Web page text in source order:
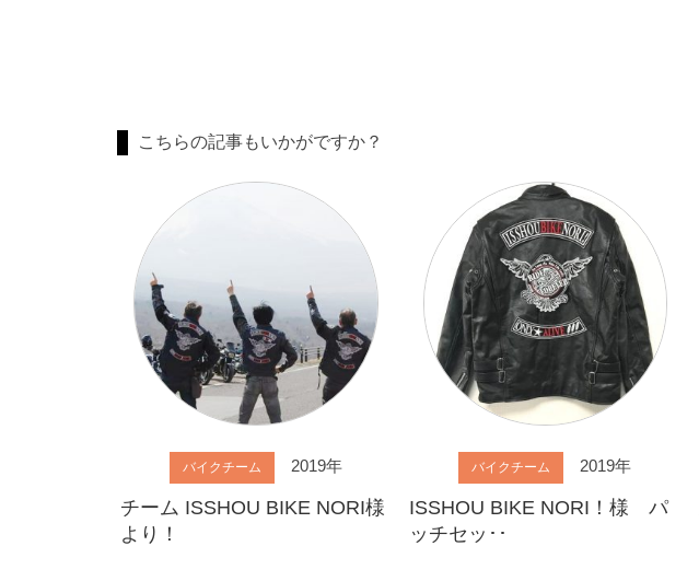
こちらの記事もいかがですか？
バイクチーム 2019年
チーム ISSHOU BIKE NORI様
より！
バイクチーム 2019年
ISSHOU BIKE NORI！様 パ
ッチセッ･･